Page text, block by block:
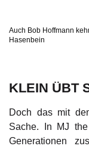
Auch Bob Hoffmann
Hasenbein
KLEIN ÜBT
Doch das mit
Sache. In MJ
Generationen